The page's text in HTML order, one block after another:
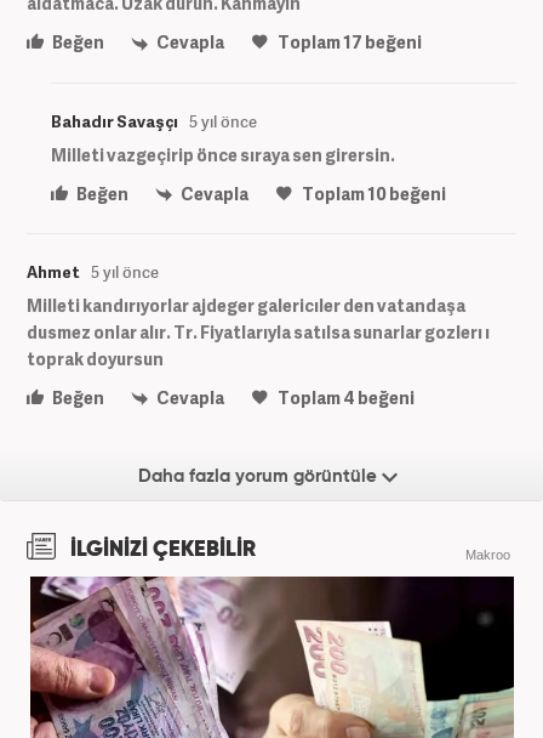
Beğen
Cevapla Toplam17 beğeni
Bahadır Savaşçı 5 yıl önce
Milleti vazgeçirip önce sıraya sen girersin.
Beğen
Cevapla Toplam10beğeni
Ahmet 5 yıl önce
Milleti kandırıyorlar ajdeger galericıler den vatandaşa
dusmez onlar alır. Tr. Fiyatlarıyla satılsa sunarlar gozlerı ı
toprak doyursun
Beğen
Cevapla Toplam4 beğeni
Daha fazla yorum görüntüle
İLGİNİZİ ÇEKEBİLİR Makroo